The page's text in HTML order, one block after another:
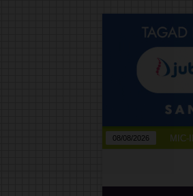
08/08/2026 MIC-